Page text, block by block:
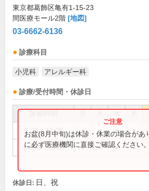
東京都葛飾区亀有1-15-23
間医療モール2階 [地図]
03-6662-6136
診療科目
小児科 アレルギー科
診療/受付時間・休診日
9:00～12:00 ● ● ● ●
14:00～18:00 ● ● ● ●
お盆(8月中旬)は休診・休業の場合があ
に必ず医療機関に直接ご確認ください。
休診日: 日、祝